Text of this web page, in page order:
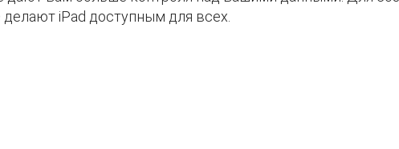
iPad доступным для всех.